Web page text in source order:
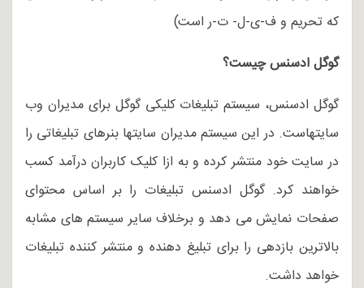
که تحریم و ف-ی-ل- ت-ر است)
گوگل ادسنس چیست؟
گوگل ادسنس، سیستم تبلیغات کلیکی گوگل برای مدیران وب
سایتهاست. در این سیستم مدیران سایتها بنرهای تبلیغاتی را
در سایت خود منتشر کرده و به ازا کلیک کاربران درآمد کسب
خواهند کرد. گوگل ادسنس تبلیغات را بر اساس محتوای
صفحات نمایش می دهد و برخلاف سایر سیستم های مشابه
بالاترین بازدهی را برای تبلیغ دهنده و منتشر کننده تبلیغات
خواهد داشت.